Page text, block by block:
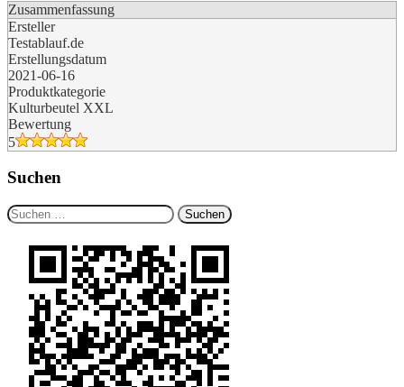
Zusammenfassung
Ersteller
Testablauf.de
Erstellungsdatum
2021-06-16
Produktkategorie
Kulturbeutel XXL
Bewertung
5
Suchen
Suchen
nach: